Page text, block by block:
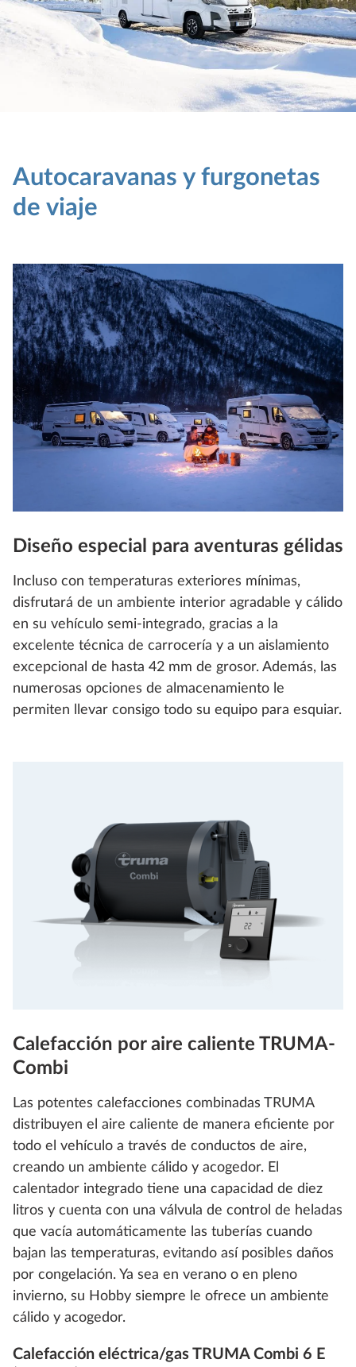
Autocaravanas y furgonetas
de viaje
Diseño especial para aventuras gélidas
Incluso con temperaturas exteriores mínimas,
disfrutará de un ambiente interior agradable y cálido
en su vehículo semi-integrado, gracias a la
excelente técnica de carrocería y a un aislamiento
excepcional de hasta 42 mm de grosor. Además, las
numerosas opciones de almacenamiento le
permiten llevar consigo todo su equipo para esquiar.
Calefacción por aire caliente TRUMA-
Combi
Las potentes calefacciones combinadas TRUMA
distribuyen el aire caliente de manera eficiente por
todo el vehículo a través de conductos de aire,
creando un ambiente cálido y acogedor. El
calentador integrado tiene una capacidad de diez
litros y cuenta con una válvula de control de heladas
que vacía automáticamente las tuberías cuando
bajan las temperaturas, evitando así posibles daños
por congelación. Ya sea en verano o en pleno
invierno, su Hobby siempre le ofrece un ambiente
cálido y acogedor.
Calefacción eléctrica/gas TRUMA Combi 6 E